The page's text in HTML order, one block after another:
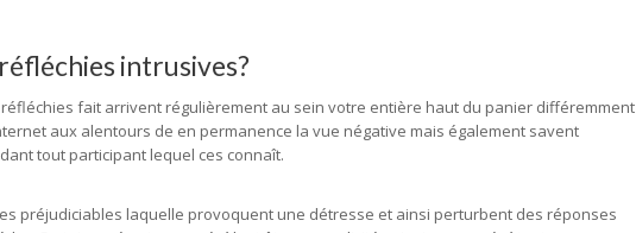
intrusives?
fait arrivent régulièrement au sein votre entière haut du panier différemment
aux alentours de en permanence la vue négative mais également savent
tout participant lequel ces connaît.
préjudiciables laquelle provoquent une détresse et ainsi perturbent des réponses